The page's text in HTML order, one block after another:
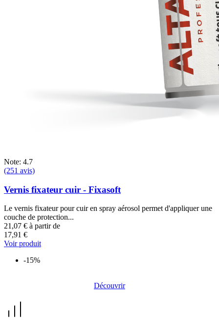
Note: 4.7
(251 avis)
Vernis fixateur cuir - Fixasoft
Le vernis fixateur pour cuir en spray aérosol permet d'appliquer une
couche de protection...
21,07 € à partir de
17,91 €
Voir produit
-15%
Découvrir